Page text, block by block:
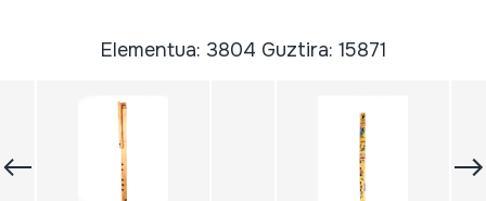
Elementua: 3804 Guztira: 15871